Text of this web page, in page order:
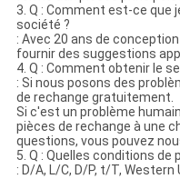
3. Q : Comment est-ce que
société ?
: Avec 20 ans de
fournir des suggestions
4. Q : Comment obtenir le
: Si nous posons des
de rechange gratuitement.
Si c'est un problème
pièces de rechange à une
questions, vous pouvez
5. Q : Quelles conditions
: D/A, L/C, D/P, t/T,